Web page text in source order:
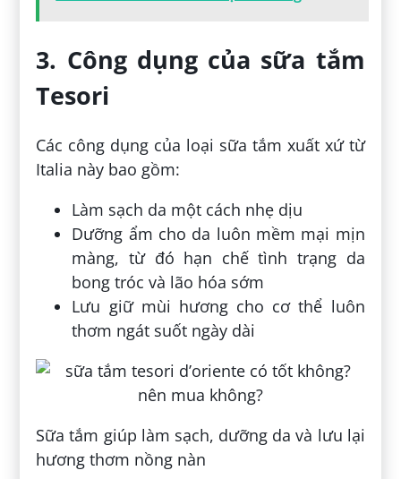
3. Công dụng của sữa tắm
Tesori
Các công dụng của loại sữa tắm xuất xứ từ
Italia này bao gồm:
Làm sạch da một cách nhẹ dịu
Dưỡng ẩm cho da luôn mềm mại mịn
màng, từ đó hạn chế tình trạng da
bong tróc và lão hóa sớm
Lưu giữ mùi hương cho cơ thể luôn
thơm ngát suốt ngày dài
Sữa tắm giúp làm sạch, dưỡng da và lưu lại
hương thơm nồng nàn